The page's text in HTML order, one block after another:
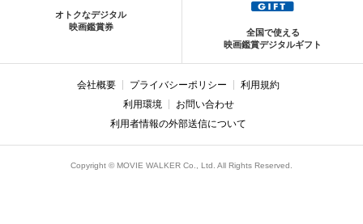
オトクなデジタル
映画鑑賞券
全国で使える
映画鑑賞デジタルギフト
会社概要 プライバシーポリシー
利用規約
利用環境
お問い合わせ
利用者情報の外部送信について
Copyright © MOVIE WALKER Co., Ltd. All Rights Reserved.